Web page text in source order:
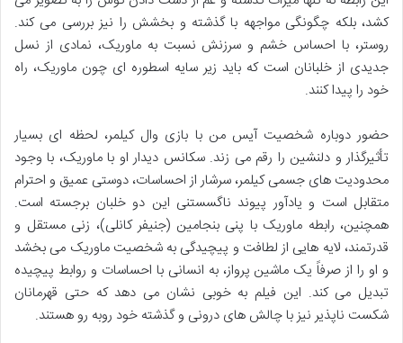
کشد، بلکه چگونگی مواجهه با گذشته و بخشش را نیز بررسی می کند.
روستر، با احساس خشم و سرزنش نسبت به ماوریک، نمادی از نسل
جدیدی از خلبانان است که باید زیر سایه اسطوره ای چون ماوریک، راه
خود را پیدا کنند.
حضور دوباره شخصیت آیس من با بازی وال کیلمر، لحظه ای بسیار
تأثیرگذار و دلنشین را رقم می زند. سکانس دیدار او با ماوریک، با وجود
محدودیت های جسمی کیلمر، سرشار از احساسات، دوستی عمیق و احترام
متقابل است و یادآور پیوند ناگسستنی این دو خلبان برجسته است.
همچنین، رابطه ماوریک با پنی بنجامین (جنیفر کانلی)، زنی مستقل و
قدرتمند، لایه هایی از لطافت و پیچیدگی به شخصیت ماوریک می بخشد
و او را از صرفاً یک ماشین پرواز، به انسانی با احساسات و روابط پیچیده
تبدیل می کند. این فیلم به خوبی نشان می دهد که حتی قهرمانان
شکست ناپذیر نیز با چالش های درونی و گذشته خود روبه رو هستند.